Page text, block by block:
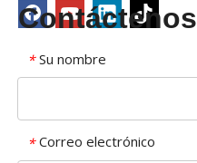
Contáctenos
* Su nombre
* Correo electrónico